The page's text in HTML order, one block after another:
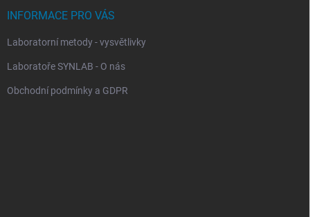
INFORMACE PRO VÁS
Laboratorní metody - vysvětlivky
Laboratoře SYNLAB - O nás
Obchodní podmínky a GDPR